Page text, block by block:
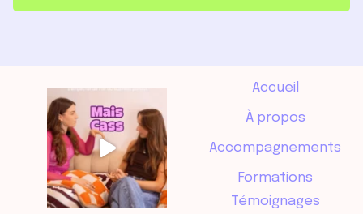
Accueil
À propos
Accompagnements
Formations
Témoignages